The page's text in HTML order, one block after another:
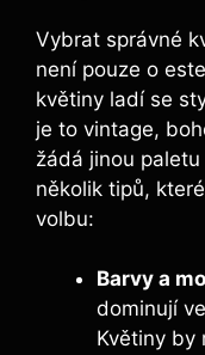
Vybrat správné
není pouze o
květiny ladí se
je to vintage,
žádá jinou
několik tipů,
volbu:
Barvy a
dominují
Květiny by